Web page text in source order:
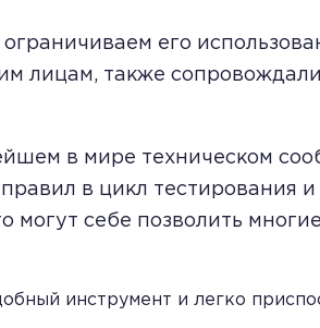
его
лицам, также
в мире техническом
в цикл тестирования и
могут себе позволить
инструмент и легко